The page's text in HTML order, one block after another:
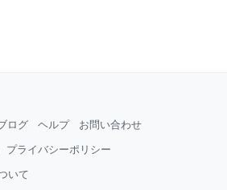
ログ ヘルプ お問い合わせ
プライバシーポリシー
いて